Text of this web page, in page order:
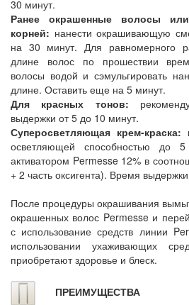
30 минут.
Ранее окрашенные волосы
корней: нанести окрашивающую
на 30 минут. Для равномерного
длине волос по прошествии
волосы водой и сэмульгировать
длине. Оставить еще на 5 минут.
Для красных тонов:
выдержки от 5 до 10 минут.
Суперосветляющая крем-краска:
осветляющей способностью до
активатором Permesse 12% в
+ 2 часть оксигента). Время
После процедуры окрашивания
окрашенных волос Permesse и
с использование средств линии
использовании ухаживающих
приобретают здоровье и блеск.
ПРЕИМУЩЕСТВА